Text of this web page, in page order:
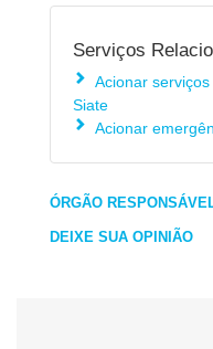
Serviços
Acionar
Siate
Acionar
ÓRGÃO
DEIXE SUA OPINIÃO